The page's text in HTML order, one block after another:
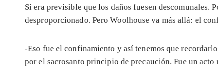
Sí era previsible que los daños fuesen descomunales.
desproporcionado. Pero Woolhouse va más allá: el
-Eso fue el confinamiento y así tenemos que
por el sacrosanto principio de precaución. Fue un